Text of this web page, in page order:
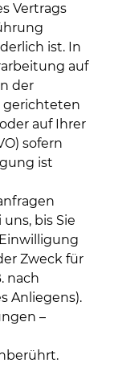
Vertrags
ist. In
auf
der
gerichteten
auf Ihrer
sofern
ist
bis Sie
Zweck für
nach
Anliegens).
–